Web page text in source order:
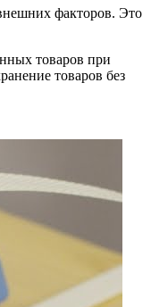
факторов. Это
товаров при
товаров без